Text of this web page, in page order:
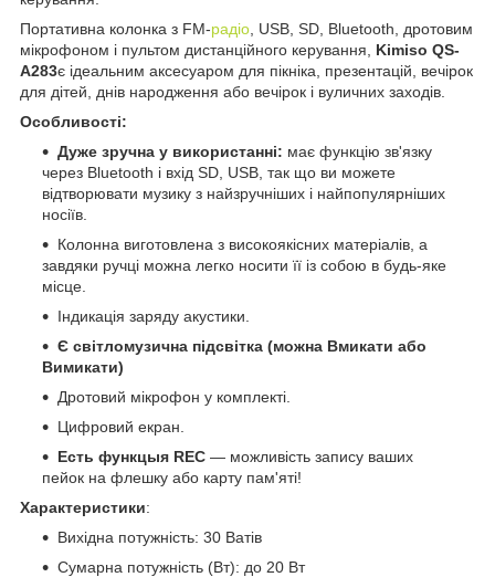
Портативна колонка з FM-радіо , USB, SD, Bluetooth, дротовим
мікрофоном і пультом дистанційного керування, Kimiso QS-
A283є ідеальним аксесуаром для пікніка, презентацій, вечірок
для дітей, днів народження або вечірок і вуличних заходів.
Особливості:
Дуже зручна у використанні: має функцію зв'язку
через Bluetooth і вхід SD, USB, так що ви можете
відтворювати музику з найзручніших і найпопулярніших
носіїв.
Колонна виготовлена з високоякісних матеріалів, а
завдяки ручці можна легко носити її із собою в будь-яке
місце.
Індикація заряду акустики.
Є світломузична підсвітка (можна Вмикати або
Вимикати)
Дротовий мікрофон у комплекті.
Цифровий екран.
Есть функцыя REC — можливість запису ваших
пейок на флешку або карту пам'яті!
Характеристики:
Вихідна потужність: 30 Ватів
Сумарна потужність (Вт): до 20 Вт